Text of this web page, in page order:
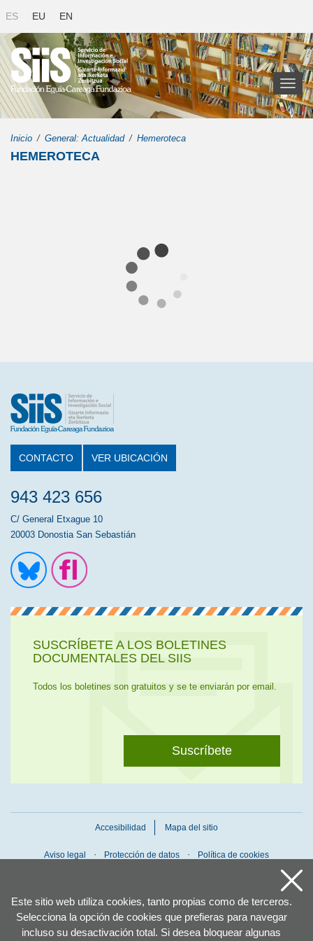
Este sitio web utiliza cookies, tanto propias como de terceros.
Selecciona la opción de cookies que prefieras para navegar
incluso su desactivación total. Si desea bloquear algunas
ES EU EN
Toggle
Inicio General: Actualidad Hemeroteca
HEMEROTECA
CONTACTO VER UBICACIÓN
943 423 656
C/ General Etxague 10
20003 Donostia San Sebastián
SUSCRÍBETE A LOS BOLETINES
DOCUMENTALES DEL SIIS
Todos los boletines son gratuitos y se te enviarán por email.
Suscríbete
Accesibilidad Mapa del sitio
Aviso legal Protección de datos Política de cookies